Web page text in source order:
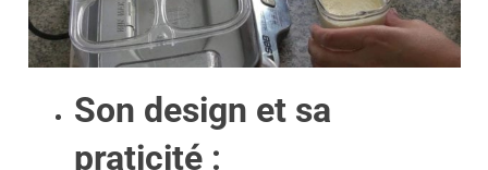
Son design et sa
praticité :